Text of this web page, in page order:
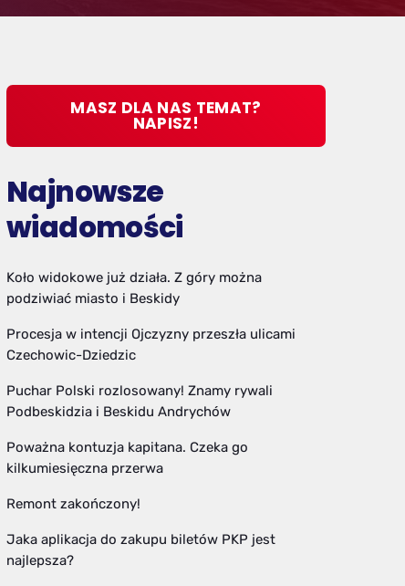
MASZ DLA NAS TEMAT?
NAPISZ!
Najnowsze
wiadomości
Koło widokowe już działa. Z góry można
podziwiać miasto i Beskidy
Procesja w intencji Ojczyzny przeszła ulicami
Czechowic-Dziedzic
Puchar Polski rozlosowany! Znamy rywali
Podbeskidzia i Beskidu Andrychów
Poważna kontuzja kapitana. Czeka go
kilkumiesięczna przerwa
Remont zakończony!
Jaka aplikacja do zakupu biletów PKP jest
najlepsza?